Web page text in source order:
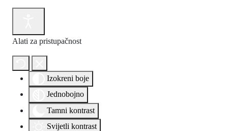
Alati za pristupačnost
Izokreni boje
Jednobojno
Tamni kontrast
Svijetli kontrast